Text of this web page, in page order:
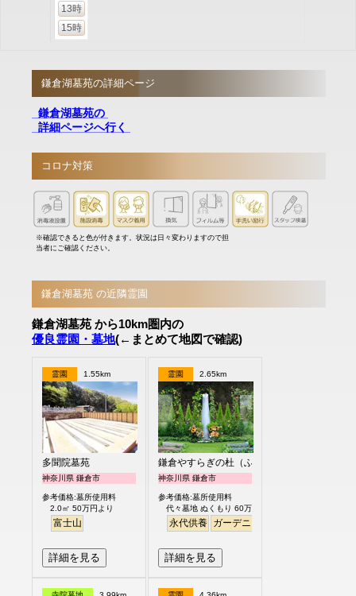
13時
15時
鎌倉湖墓苑の詳細ページ
鎌倉湖墓苑の
詳細ページへ行く
コロナ対策
※確認できると色が付きます。状況は日々変わりますので担
当者にご確認ください。
鎌倉湖墓苑 の近隣霊園
鎌倉湖墓苑 から10km圏内の
優良霊園・墓地(←まとめて地図で確認)
霊園 1.55km
多聞院墓苑
神奈川県 鎌倉市
参考価格:墓所使用料
2.0㎡ 50万円より
富士山
詳細を見る
霊園 2.65km
鎌倉やすらぎの杜（ふれあいの碑）
神奈川県 鎌倉市
参考価格:墓所使用料
代々墓地 ぬくもり 60万円より
永代供養 ガーデニング
詳細を見る